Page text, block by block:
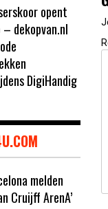
opent
dekopvan.nl
DigiHandig
melden
Cruijff ArenA’